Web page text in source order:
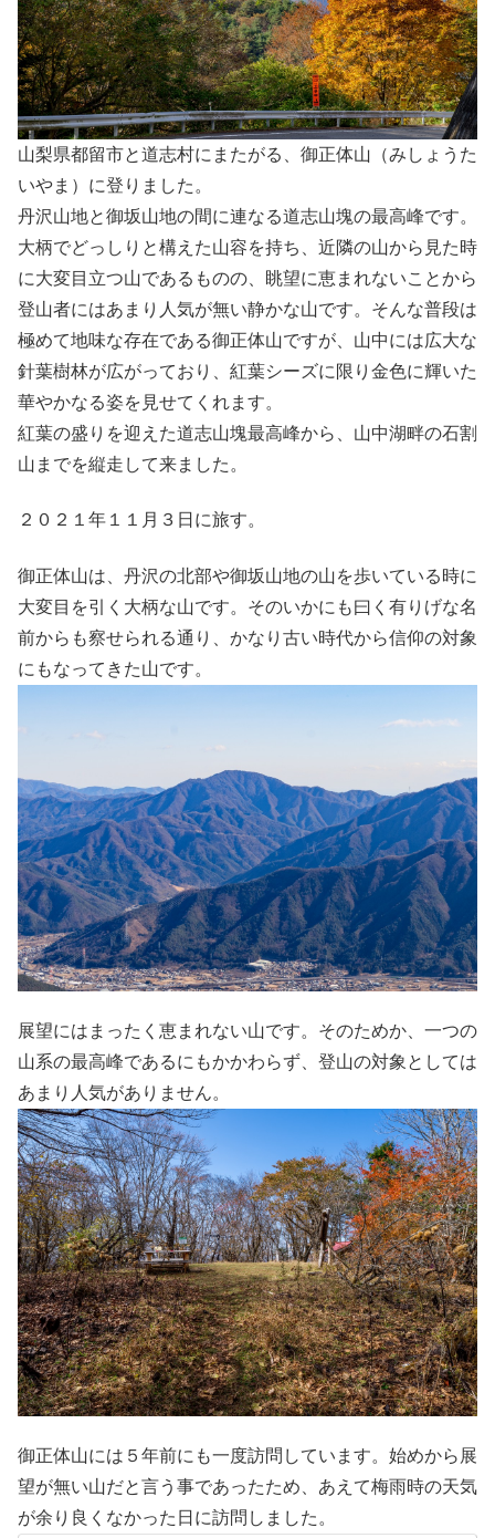
山梨県都留市と道志村にまたがる、御正体山（みしょうた
いやま）に登りました。
丹沢山地と御坂山地の間に連なる道志山塊の最高峰です。
大柄でどっしりと構えた山容を持ち、近隣の山から見た時
に大変目立つ山であるものの、眺望に恵まれないことから
登山者にはあまり人気が無い静かな山です。そんな普段は
極めて地味な存在である御正体山ですが、山中には広大な
針葉樹林が広がっており、紅葉シーズに限り金色に輝いた
華やかなる姿を見せてくれます。
紅葉の盛りを迎えた道志山塊最高峰から、山中湖畔の石割
山までを縦走して来ました。
２０２１年１１月３日に旅す。
御正体山は、丹沢の北部や御坂山地の山を歩いている時に
大変目を引く大柄な山です。そのいかにも曰く有りげな名
前からも察せられる通り、かなり古い時代から信仰の対象
にもなってきた山です。
展望にはまったく恵まれない山です。そのためか、一つの
山系の最高峰であるにもかかわらず、登山の対象としては
あまり人気がありません。
御正体山には５年前にも一度訪問しています。始めから展
望が無い山だと言う事であったため、あえて梅雨時の天気
が余り良くなかった日に訪問しました。